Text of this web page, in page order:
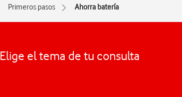
Primeros pasos Ahorra batería
Elige el tema de tu consulta